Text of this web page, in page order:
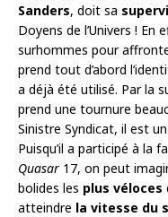
Sanders, doit sa
Doyens de l’Univers ! En
surhommes pour
prend tout d’abord
a déjà été utilisé. Par la
prend une tournure
Sinistre Syndicat, il est
Puisqu’il a participé à la
Quasar 17, on peut
bolides les plus véloces
atteindre la vitesse du